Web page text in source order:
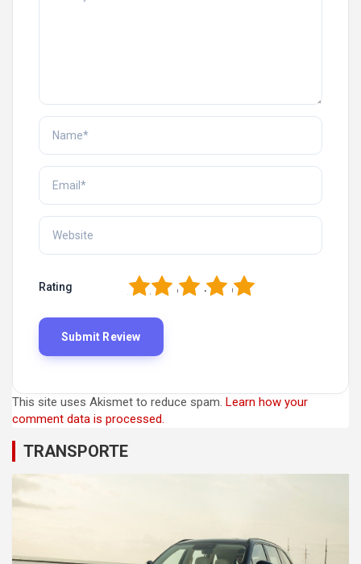
Rating 5
4
3
2
This site uses Akismet to reduce spam. Learn how your
comment data is processed.
TRANSPORTE